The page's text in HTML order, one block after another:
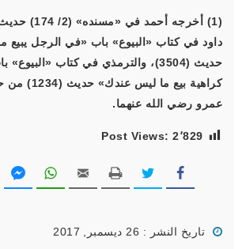
داود في كتاب «البيوع» باب «في الرجل يبيع
حديث (3504)، والترمذي في كتاب
كراهية بيع ما
عمرو رضي الله عنهما.
Post Views: 2٬829
تاريخ النشر : 26 ديسمبر, 2017